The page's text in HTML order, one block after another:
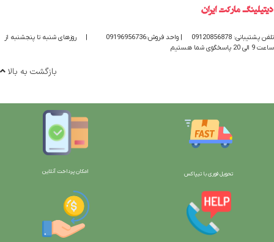
تلفن پشتیبانی: 09120856878 | واحد فروش:09196956736
روزهای شنبه تا پنجشنبه از
ساعت 9 الی 20 پاسخگوی شما هستیم
بازگشت به بالا
تحویل فوری با تیپاکس امکان پرداخت آنلاین